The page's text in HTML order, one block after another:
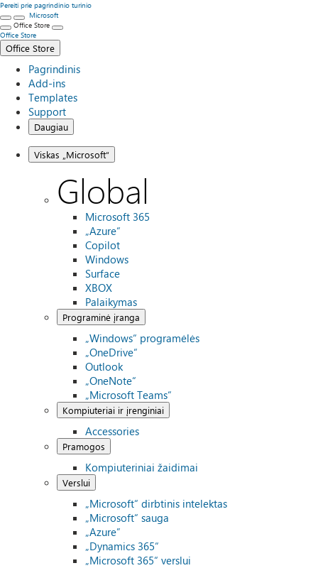
Pereiti prie pagrindinio turinio
Microsoft
Office Store
Office Store
Office Store
Pagrindinis
Add-ins
Templates
Support
Daugiau
Viskas „Microsoft“
Global
Microsoft 365
„Azure“
Copilot
Windows
Surface
XBOX
Palaikymas
Programinė įranga
„Windows“ programėlės
„OneDrive“
Outlook
„OneNote“
„Microsoft Teams“
Kompiuteriai ir įrenginiai
Accessories
Pramogos
Kompiuteriniai žaidimai
Verslui
„Microsoft“ dirbtinis intelektas
„Microsoft“ sauga
„Azure”
„Dynamics 365“
„Microsoft 365“ verslui